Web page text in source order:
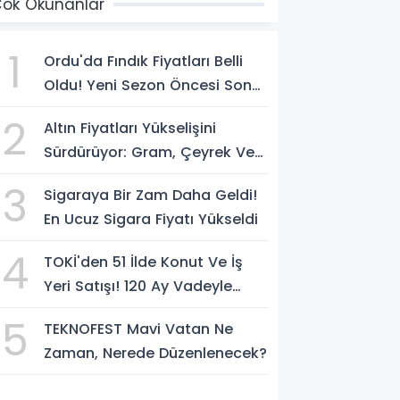
1
Ordu'da Fındık Fiyatları Belli
Oldu! Yeni Sezon Öncesi Son
2
Altın Fiyatları Yükselişini
Sürdürüyor: Gram, Çeyrek Ve
Oldu?
3
Sigaraya Bir Zam Daha Geldi!
En Ucuz Sigara Fiyatı Yükseldi
4
TOKİ'den 51 İlde Konut Ve İş
Yeri Satışı! 120 Ay Vadeyle
5
TEKNOFEST Mavi Vatan Ne
Zaman, Nerede Düzenlenecek?